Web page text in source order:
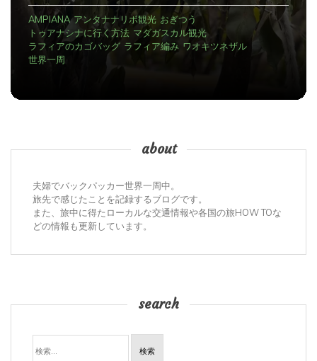
2026-01-25
アフリカ観光 おぎつう バオバブ街道に行く方法
マダガスカルの周り方 マダガスカル旅行
ムロンダバのおすすめ
about
夫婦でバックパッカー世界一周中。
旅先で感じたことを記録するブログです。
また、旅中に得たローカルな交通情報や各国の旅HOW TOな
どの情報も更新しています。
search
検
索: